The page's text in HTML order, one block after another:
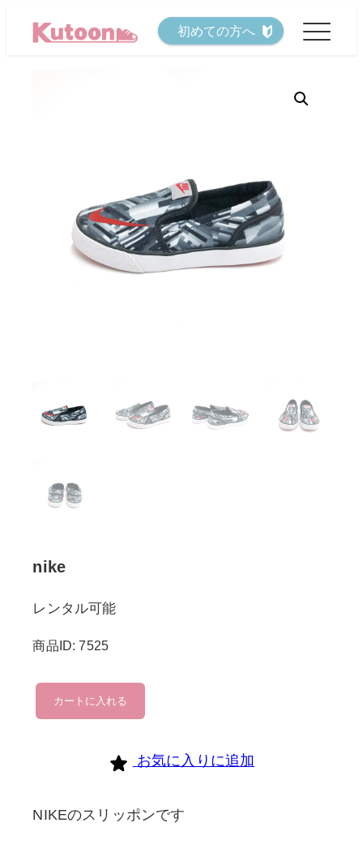
初めての方へ
nike
レンタル可能
商品ID: 7525
nike
個
カートに入れる
お気に入りに追加
NIKEのスリッポンです